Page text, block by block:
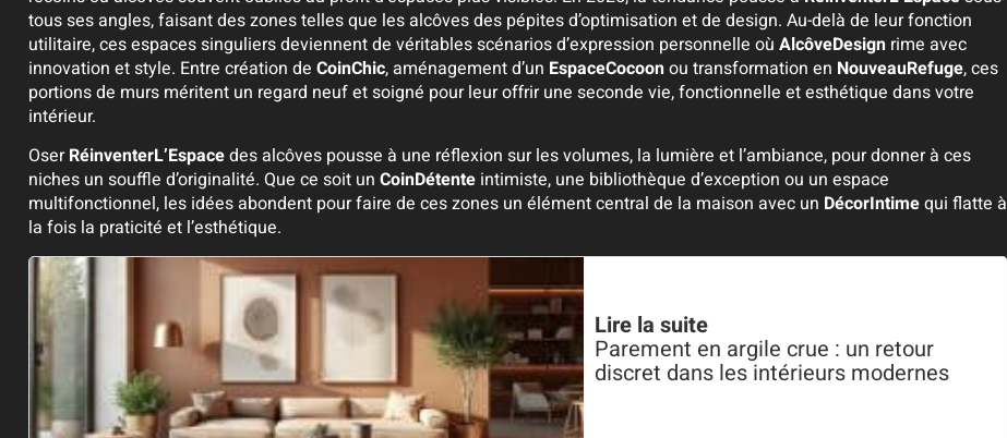
tous ses angles, faisant des zones telles que les alcôves des pépites d’optimisation et de design. Au-delà de leur fonction
utilitaire, ces espaces singuliers deviennent de véritables scénarios d’expression personnelle où AlcôveDesign rime avec
innovation et style. Entre création de CoinChic, aménagement d’un EspaceCocoonou transformation en NouveauRefuge, ces
portions de murs méritent un regard neuf et soigné pour leur offrir une seconde vie, fonctionnelle et esthétique dans votre
intérieur.
OserRéinventerL’Espacedes alcôves pousse à une réflexion sur les volumes, la lumière et l’ambiance, pour donner à ces
niches un souffle d’originalité. Que ce soit un CoinDétente intimiste, une bibliothèque d’exception ou un espace
multifonctionnel, les idées abondent pour faire de ces zones un élément central de la maison avec un DécorIntimequi flatte à
la fois la praticité et l’esthétique.
Lire la suite
Parement en argile crue : un retour
discret dans les intérieurs modernes